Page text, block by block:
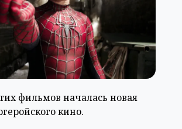
фильмов началась новая
кино.